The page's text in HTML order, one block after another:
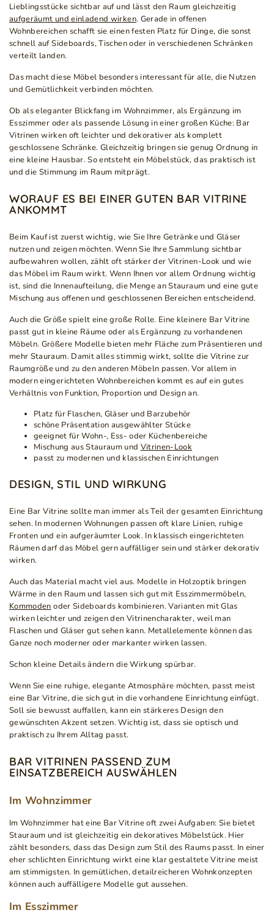
Lieblingsstücke sichtbar auf und lässt den Raum gleichzeitig
aufgeräumt und einladend wirken. Gerade in offenen
Wohnbereichen schafft sie einen festen Platz für Dinge, die sonst
schnell auf Sideboards, Tischen oder in verschiedenen Schränken
verteilt landen.
Das macht diese Möbel besonders interessant für alle, die Nutzen
und Gemütlichkeit verbinden möchten.
Ob als eleganter Blickfang im Wohnzimmer, als Ergänzung im
Esszimmer oder als passende Lösung in einer großen Küche: Bar
Vitrinen wirken oft leichter und dekorativer als komplett
geschlossene Schränke. Gleichzeitig bringen sie genug Ordnung in
eine kleine Hausbar. So entsteht ein Möbelstück, das praktisch ist
und die Stimmung im Raum mitprägt.
WORAUF ES BEI EINER GUTEN BAR VITRINE
ANKOMMT
Beim Kauf ist zuerst wichtig, wie Sie Ihre Getränke und Gläser
nutzen und zeigen möchten. Wenn Sie Ihre Sammlung sichtbar
aufbewahren wollen, zählt oft stärker der Vitrinen-Look und wie
das Möbel im Raum wirkt. Wenn Ihnen vor allem Ordnung wichtig
ist, sind die Innenaufteilung, die Menge an Stauraum und eine gute
Mischung aus offenen und geschlossenen Bereichen entscheidend.
Auch die Größe spielt eine große Rolle. Eine kleinere Bar Vitrine
passt gut in kleine Räume oder als Ergänzung zu vorhandenen
Möbeln. Größere Modelle bieten mehr Fläche zum Präsentieren und
mehr Stauraum. Damit alles stimmig wirkt, sollte die Vitrine zur
Raumgröße und zu den anderen Möbeln passen. Vor allem in
modern eingerichteten Wohnbereichen kommt es auf ein gutes
Verhältnis von Funktion, Proportion und Design an.
Platz für Flaschen, Gläser und Barzubehör
schöne Präsentation ausgewählter Stücke
geeignet für Wohn-, Ess- oder Küchenbereiche
Mischung aus Stauraum und Vitrinen-Look
passt zu modernen und klassischen Einrichtungen
DESIGN, STIL UND WIRKUNG
Eine Bar Vitrine sollte man immer als Teil der gesamten Einrichtung
sehen. In modernen Wohnungen passen oft klare Linien, ruhige
Fronten und ein aufgeräumter Look. In klassisch eingerichteten
Räumen darf das Möbel gern auffälliger sein und stärker dekorativ
wirken.
Auch das Material macht viel aus. Modelle in Holzoptik bringen
Wärme in den Raum und lassen sich gut mit Esszimmermöbeln,
Kommoden oder Sideboards kombinieren. Varianten mit Glas
wirken leichter und zeigen den Vitrinencharakter, weil man
Flaschen und Gläser gut sehen kann. Metallelemente können das
Ganze noch moderner oder markanter wirken lassen.
Schon kleine Details ändern die Wirkung spürbar.
Wenn Sie eine ruhige, elegante Atmosphäre möchten, passt meist
eine Bar Vitrine, die sich gut in die vorhandene Einrichtung einfügt.
Soll sie bewusst auffallen, kann ein stärkeres Design den
gewünschten Akzent setzen. Wichtig ist, dass sie optisch und
praktisch zu Ihrem Alltag passt.
BAR VITRINEN PASSEND ZUM
EINSATZBEREICH AUSWÄHLEN
Im Wohnzimmer
Im Wohnzimmer hat eine Bar Vitrine oft zwei Aufgaben: Sie bietet
Stauraum und ist gleichzeitig ein dekoratives Möbelstück. Hier
zählt besonders, dass das Design zum Stil des Raums passt. In einer
eher schlichten Einrichtung wirkt eine klar gestaltete Vitrine meist
am stimmigsten. In gemütlichen, detailreicheren Wohnkonzepten
können auch auffälligere Modelle gut aussehen.
Im Esszimmer